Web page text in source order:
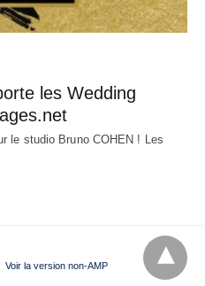
les Wedding
le studio Bruno COHEN ! Les
Voir la version non-AMP